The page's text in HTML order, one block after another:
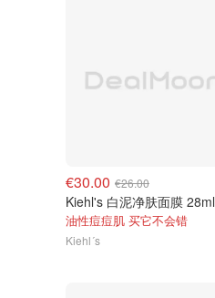
€30.00 €26.00
Kiehl's 白泥净肤面膜 28ml
油性痘痘肌 买它不会错
Kiehl´s